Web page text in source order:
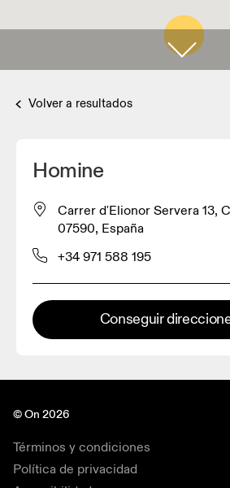
Volver a resultados
Homine
Carrer d'Elionor Servera 13,
07590, España
+34 971 588 195
Conseguir
© On 2026
Términos y condiciones
Política de privacidad